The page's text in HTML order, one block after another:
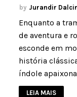
Jurandir
Enquanto a
de aventura e
esconde em
história
índole
LEIA MAIS